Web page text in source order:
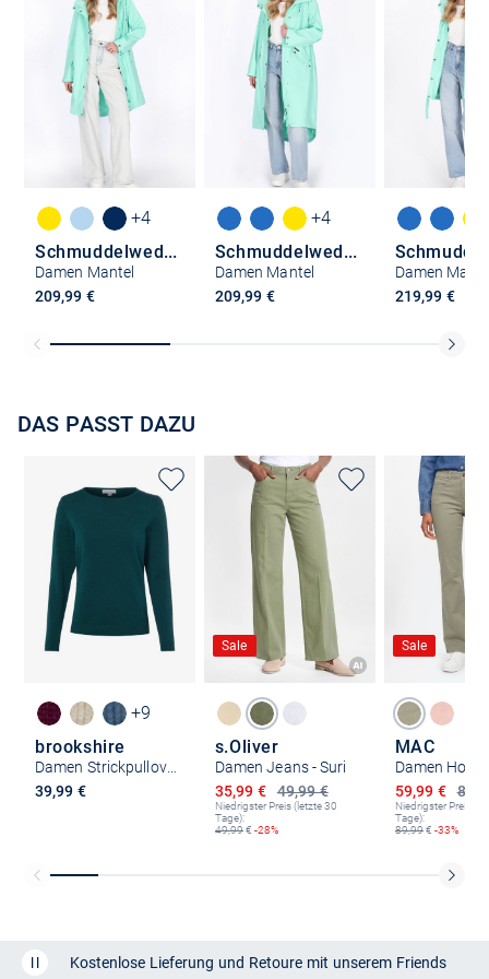
+4
Schmuddelwedda
Damen Mantel
209,99 €
+4
Schmuddelwedda
Damen Mantel
209,99 €
Damen
219,99 €
DAS PASST DAZU
+9
brookshire
Damen Strickpullover
39,99 €
Sale
s.Oliver
Damen Jeans - Suri
49,99 €
Ermäßigter Preis
35,99 €
Niedrigster Preis (letzte 30
Tage):
49,99€ -28%
Sale
MAC
Damen Hose
Ermäßigter
59,99 €
Niedrigster Preis
Tage):
89,99€ -33%
Kostenlose Lieferung und Retoure mit unserem Friends